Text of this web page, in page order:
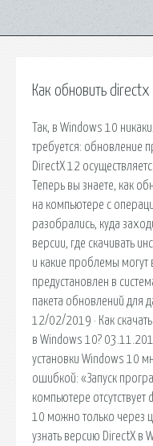
Как обновить
Так, в Windows 10
требуется: обновление
DirectX 12
Теперь вы знаете, как
на компьютере с
разобрались, куда
версии, где скачивать
и какие проблемы могут
предустановлен в
пакета обновлений для
12/02/2019 · Как
в Windows 10?
установки Windows 10
ошибкой: «Запуск
компьютере
10 можно только через
узнать версию DirectX в